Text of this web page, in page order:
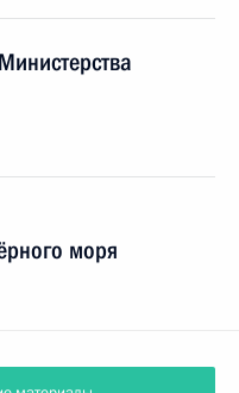
моря